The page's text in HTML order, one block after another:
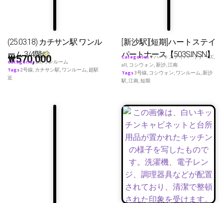
(25.03.18) カチサン駅 ワンル
ーム 3/4階
₩570,000
Categoriesall,ワンルーム
Tags2号線, カチサン駅, ワンルーム, 超駅
近
[新沙駅][短期]ハートステイ
パートナース【503SINSN】
Categories♥ ハートステイパートナーズ,
all, コシウォン,新沙,江南
Tags3号線, コシウォン, ワンルーム,新沙
駅,江南,短期